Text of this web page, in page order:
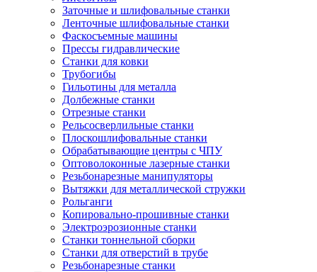
Заточные и шлифовальные станки
Ленточные шлифовальные станки
Фаскосъемные машины
Прессы гидравлические
Станки для ковки
Трубогибы
Гильотины для металла
Долбежные станки
Отрезные станки
Рельсосверлильные станки
Плоскошлифовальные станки
Обрабатывающие центры с ЧПУ
Оптоволоконные лазерные станки
Резьбонарезные манипуляторы
Вытяжки для металлической стружки
Рольганги
Копировально-прошивные станки
Электроэрозионные станки
Станки тоннельной сборки
Станки для отверстий в трубе
Резьбонарезные станки